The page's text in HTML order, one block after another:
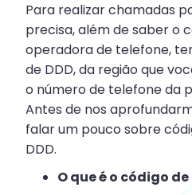
Para realizar chamadas
precisa, além de saber o
operadora de telefone,
de DDD, da região que
o número de telefone da
Antes de nos
falar um pouco sobre
DDD.
O que é o código